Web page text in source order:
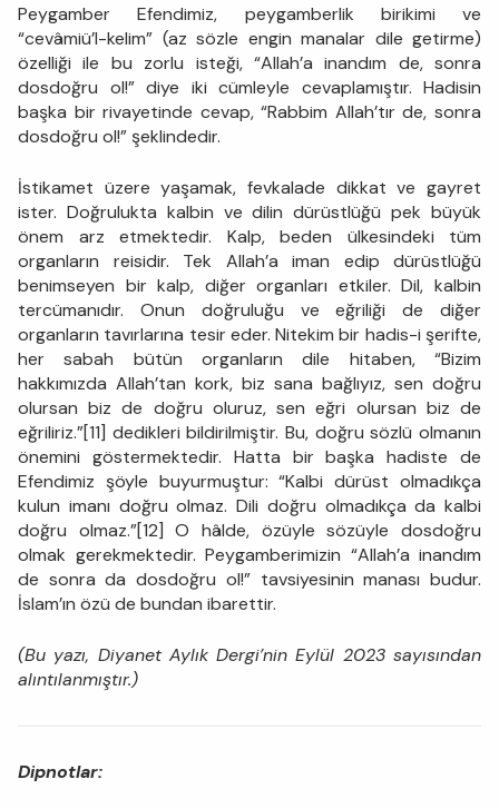
Peygamber Efendimiz, peygamberlik birikimi ve
“cevâmiü’l-kelim” (az sözle engin manalar dile getirme)
özelliği ile bu zorlu isteği, “Allah’a inandım de, sonra
dosdoğru ol!” diye iki cümleyle cevaplamıştır. Hadisin
başka bir rivayetinde cevap, “Rabbim Allah’tır de, sonra
dosdoğru ol!” şeklindedir.
İstikamet üzere yaşamak, fevkalade dikkat ve gayret
ister. Doğrulukta kalbin ve dilin dürüstlüğü pek büyük
önem arz etmektedir. Kalp, beden ülkesindeki tüm
organların reisidir. Tek Allah’a iman edip dürüstlüğü
benimseyen bir kalp, diğer organları etkiler. Dil, kalbin
tercümanıdır. Onun doğruluğu ve eğriliği de diğer
organların tavırlarına tesir eder. Nitekim bir hadis-i şerifte,
her sabah bütün organların dile hitaben, “Bizim
hakkımızda Allah’tan kork, biz sana bağlıyız, sen doğru
olursan biz de doğru oluruz, sen eğri olursan biz de
eğriliriz.”[11] dedikleri bildirilmiştir. Bu, doğru sözlü olmanın
önemini göstermektedir. Hatta bir başka hadiste de
Efendimiz şöyle buyurmuştur: “Kalbi dürüst olmadıkça
kulun imanı doğru olmaz. Dili doğru olmadıkça da kalbi
doğru olmaz.”[12] O hâlde, özüyle sözüyle dosdoğru
olmak gerekmektedir. Peygamberimizin “Allah’a inandım
de sonra da dosdoğru ol!” tavsiyesinin manası budur.
İslam’ın özü de bundan ibarettir.
(Bu yazı, Diyanet Aylık Dergi’nin Eylül 2023 sayısından
alıntılanmıştır.)
Dipnotlar: